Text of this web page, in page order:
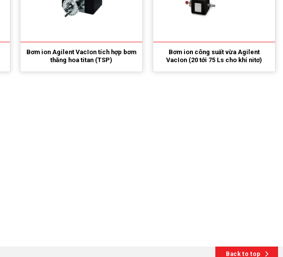
Bơm ion Agilent VacIon tích hợp bơm
thăng hoa titan (TSP)
Bơm ion công suất vừa Agilent
VacIon (20 tới 75 Ls cho khí nitơ)
Back to top